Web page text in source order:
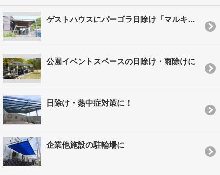
ゲストハウスにパーゴラ日除け「マルキーゼ」を設置
公園イベントスペースの日除け・雨除けに
日除け・熱中症対策に！
企業他施設の駐輪場に